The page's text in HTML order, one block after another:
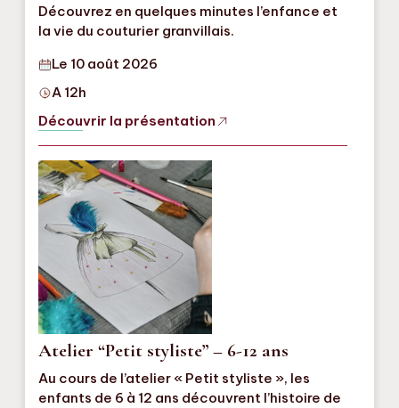
Découvrez en quelques minutes l’enfance et
la vie du couturier granvillais.
Le 10 août 2026
A 12h
Découvrir la présentation
Atelier “Petit styliste” – 6-12 ans
Au cours de l’atelier « Petit styliste », les
enfants de 6 à 12 ans découvrent l’histoire de